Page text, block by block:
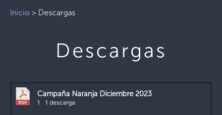
Inicio > Descargas
Descargas
Campaña Naranja Diciembre 2023
1 1 descarga